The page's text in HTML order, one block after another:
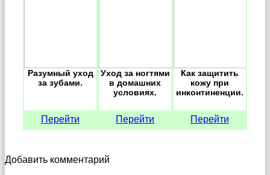
Разумный уход
за зубами.
Перейти
Уход за ногтями
в домашних
условиях.
Перейти
Как защитить
кожу при
инконтиненции.
Перейти
Добавить комментарий